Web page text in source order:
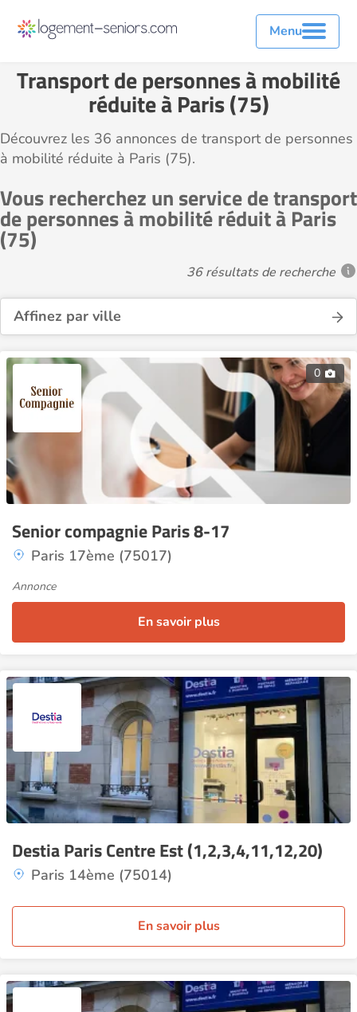
Menu
Transport de personnes à mobilité
réduite à Paris (75)
Découvrez les 36 annonces de transport de personnes
à mobilité réduite à Paris (75).
Vous recherchez un service de transport
de personnes à mobilité réduit à Paris
(75)
36 résultats de recherche
Affinez par ville
0
Senior compagnie Paris 8-17
Paris 17ème (75017)
Annonce
En savoir plus
Destia Paris Centre Est (1,2,3,4,11,12,20)
Paris 14ème (75014)
En savoir plus